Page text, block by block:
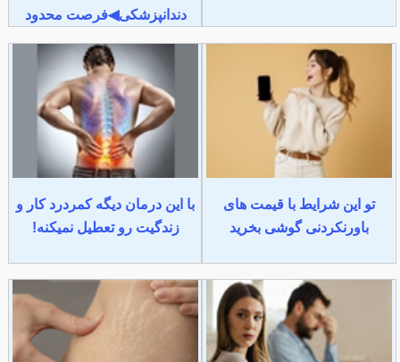
دندانپزشکی◀فرصت محدود
تو این شرایط با قیمت های
باورنکردنی گوشی بخرید
با این درمان دیگه کمردرد کار و
زندگیت رو تعطیل نمیکنه!